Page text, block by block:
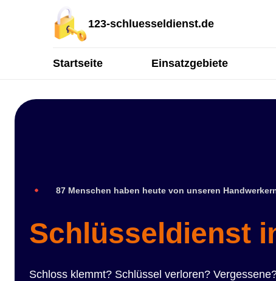
123-schluesseldienst.de
Startseite Einsatzgebiete
87 Menschen haben heute von unseren
Schlüsseldienst
Schloss klemmt? Schlüssel verloren?